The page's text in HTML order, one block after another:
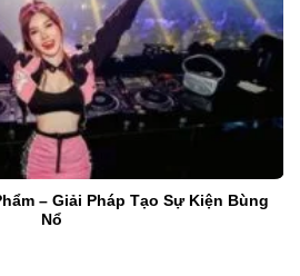
– Giải Pháp Tạo Sự Kiện Bùng
Nổ